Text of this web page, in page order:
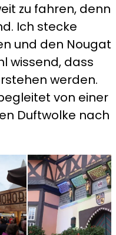
zu fahren, denn
Ich stecke
und den Nougat
wissend, dass
werden.
von einer
Duftwolke nach